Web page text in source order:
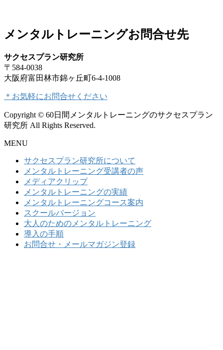
メンタルトレーニングお問合せ先
サクセスプラン研究所
〒584-0038
大阪府富田林市錦ヶ丘町6-4-1008
＊お気軽にお問合せください
Copyright © 60日間メンタルトレーニングのサクセスプラン
研究所 All Rights Reserved.
MENU
サクセスプラン研究所について
メンタルトレーニング受講者の声
メディアクリップ
メンタルトレーニングの実績
メンタルトレーニングコース案内
スクールバージョン
大人のためのメンタルトレーニング
導入の手順
お問合せ・メールマガジン登録